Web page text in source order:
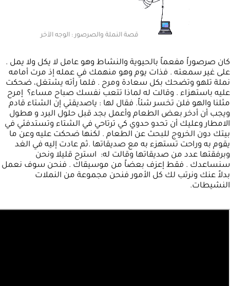
قصة النملة والصرصور : الوجه الآخر
كان صرصوراً مفعماً بالحيوية والنشاط وهو عامل لا يكل ولا يمل .
على غير سمعته . فذات يوم وهو منهمك في عمله إذ مرت أمامه
نملة تلهو وتضحك بكل سعادة ومرح . فلما رأته يشتغل، ضحكت
عليه باستهزاء . وقالت له لماذا تتعب نفسك صباح مساء؟ إمرح
مثلنا والهو فلن تخسر شئاً. فقال لها : ياصديقتي إن الشتاء قادم
ويجب أن أدخر بعض الطعام وأعمل بجد قبل حلول البرد و هطول
الامطار وعليك أن تحدو حدوي كي ترتاحي في الشتاء وتستدفئي في
بيتك دون الخروج للبحث عن الطعام . لكنها ضحكت عليه وعن ما
يقوم به وراحت تستهزء به مع صديقاتها .ثم عادت إليه في الغد
وبرفقتها عدد من صديقاتها وقالت له: استرح قليلا ونحن
سنساعدك . فقط إعزف بعضاً من موسيقاك . فنحن سوف نعمل
بدلاً عنك ونرتب لك كل الأمور فنحن مجموعة من النملات
النشيطات.